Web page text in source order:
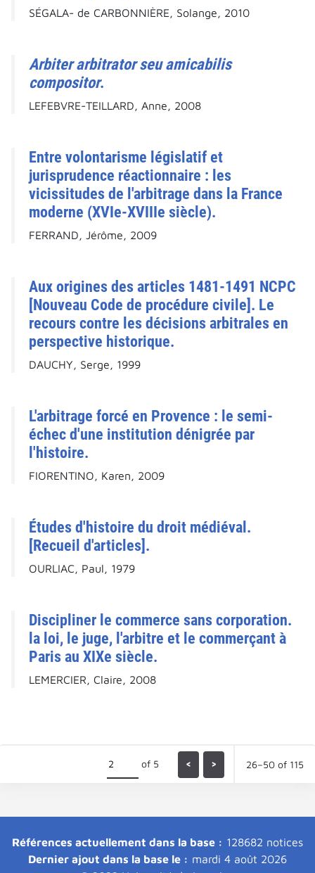
SÉGALA- de CARBONNIÈRE, Solange, 2010
Arbiter arbitrator seu amicabilis
compositor.
LEFEBVRE-TEILLARD, Anne, 2008
Entre volontarisme législatif et
jurisprudence réactionnaire : les
vicissitudes de l'arbitrage dans la France
moderne (XVIe-XVIIIe siècle).
FERRAND, Jérôme, 2009
Aux origines des articles 1481-1491 NCPC
[Nouveau Code de procédure civile]. Le
recours contre les décisions arbitrales en
perspective historique.
DAUCHY, Serge, 1999
L'arbitrage forcé en Provence : le semi-
échec d'une institution dénigrée par
l'histoire.
FIORENTINO, Karen, 2009
Études d'histoire du droit médiéval.
[Recueil d'articles].
OURLIAC, Paul, 1979
Discipliner le commerce sans corporation.
la loi, le juge, l'arbitre et le commerçant à
Paris au XIXe siècle.
LEMERCIER, Claire, 2008
of 5 < > 26–50 of 115
Références actuellement dans la base : 128682 notices
Dernier ajout dans la base le : mardi 4 août 2026